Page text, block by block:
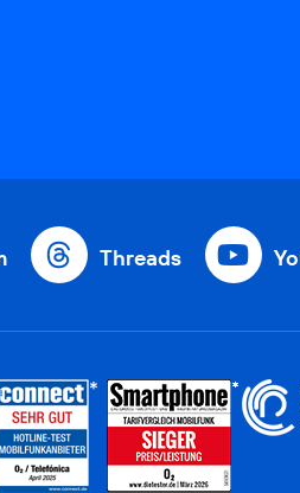
Threads